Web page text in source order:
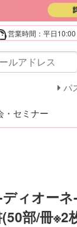
営業時間：平日
パ
品・化粧品
美容機器・美顔器
ニフォーム
・カウンセリン
セミナー
ディオー
部/冊※2